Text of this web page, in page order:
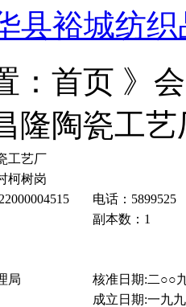
县裕城纺
：首页 》
隆陶瓷工艺
工艺厂
柯树岗
电话： 5899525
副本数： 1
局 核准日期:二○○
成立日期:一九